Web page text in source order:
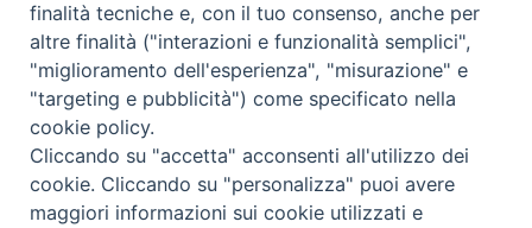
Copyright © 2019 - Tutti i diritti riservati - Vita
Trentina Editrice
finalità tecniche e, con il tuo consenso, anche per
altre finalità ("interazioni e funzionalità semplici",
"miglioramento dell'esperienza", "misurazione" e
"targeting e pubblicità") come specificato nella
cookie policy.
Cliccando su "accetta" acconsenti all'utilizzo dei
cookie. Cliccando su "personalizza" puoi avere
maggiori informazioni sui cookie utilizzati e